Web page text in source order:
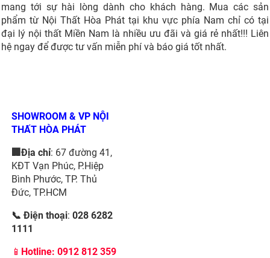
mang tới sự hài lòng dành cho khách hàng. Mua các sản
phẩm từ Nội Thất Hòa Phát tại khu vực phía Nam chỉ có tại
đại lý nội thất Miền Nam là nhiều ưu đãi và giá rẻ nhất!!! Liên
hệ ngay để được tư vấn miễn phí và báo giá tốt nhất.
SHOWROOM & VP NỘI
THẤT HÒA PHÁT
🏢Địa chỉ: 67 đường 41,
KĐT Vạn Phúc, P.Hiệp
Bình Phước, TP. Thủ
Đức, TP.HCM
📞 Điện thoại: 028 6282
1111
📱 Hotline: 0912 812 359